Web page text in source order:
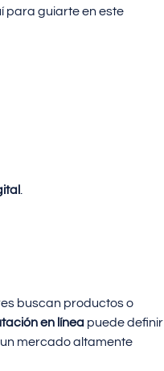
para guiarte en este
.
buscan productos o
en línea puede definir
un mercado altamente